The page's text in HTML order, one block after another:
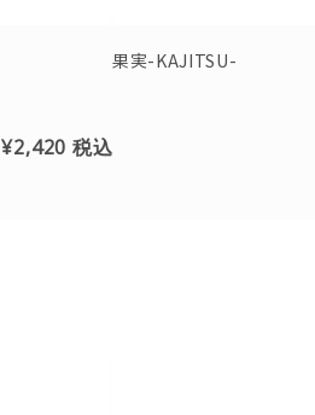
¥2,420税込
果実-KAJITSU-